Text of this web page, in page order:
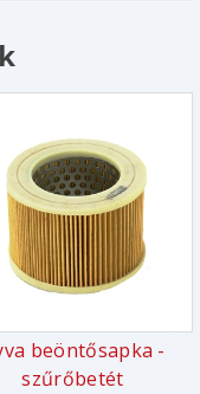
beöntősapka -
szűrőbetét